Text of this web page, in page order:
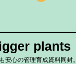
plants
安心の管理育成資料同封。